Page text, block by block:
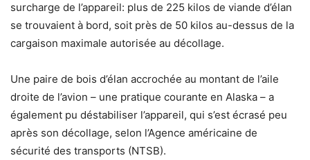
surcharge de l’appareil: plus de 225 kilos de viande d’élan
se trouvaient à bord, soit près de 50 kilos au-dessus de la
cargaison maximale autorisée au décollage.
Une paire de bois d’élan accrochée au montant de l’aile
droite de l’avion – une pratique courante en Alaska – a
également pu déstabiliser l’appareil, qui s’est écrasé peu
après son décollage, selon l’Agence américaine de
sécurité des transports (NTSB).